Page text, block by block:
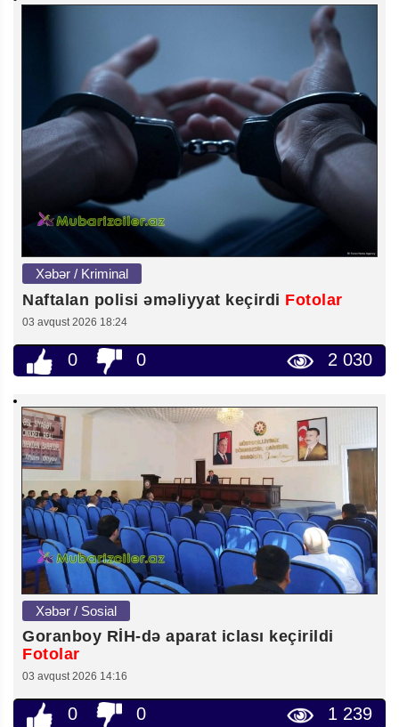
Xəbər / Kriminal
Naftalan polisi əməliyyat keçirdi Fotolar
03 avqust 2026 18:24
0 0 2 030
Xəbər / Sosial
Goranboy RİH-də aparat iclası keçirildi
Fotolar
03 avqust 2026 14:16
0 0 1 239